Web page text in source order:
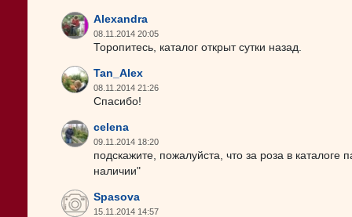
Alexandra
08.11.2014 20:05
Торопитесь, каталог открыт сутки назад.
Tan_Alex
08.11.2014 21:26
Спасибо!
celena
09.11.2014 18:20
подскажите, пожалуйста, что за роза в каталоге
наличии"
Spasova
15.11.2014 14:57